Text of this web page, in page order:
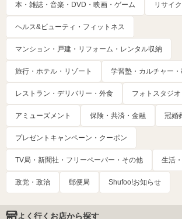
本・雑誌・音楽・DVD・映画・ゲーム リサイ
ヘルス&ビューティ・フィットネス
マンション・戸建・リフォーム・レンタル収納
旅行・ホテル・リゾート 学習塾・カルチャー
レストラン・デリバリー・外食 フォトスタジ
アミューズメント 保険・共済・金融 冠婚
プレゼントキャンペーン・クーポン
TV局・新聞社・フリーペーパー・その他 生活
政党・政治 郵便局 Shufoo!お知らせ
よく行くお店から探す